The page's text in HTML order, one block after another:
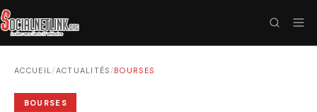
ACCUEIL/ACTUALITÉS /BOURSES
BOURSES